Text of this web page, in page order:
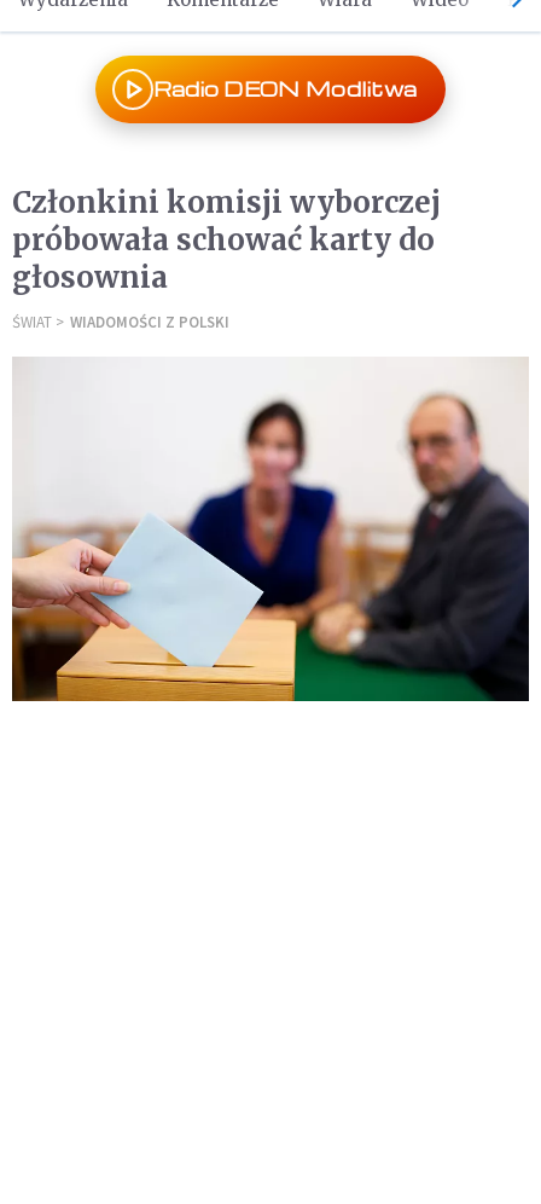
Radio DEON Modlitwa
Członkini komisji wyborczej
próbowała schować karty do
głosownia
ŚWIAT WIADOMOŚCI Z POLSKI